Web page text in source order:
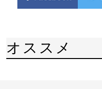
オススメ